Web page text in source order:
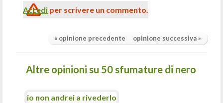
Accedi per scrivere un commento.
« opinione precedente opinione successiva »
Altre opinioni su 50 sfumature di nero
io non andrei a rivederlo